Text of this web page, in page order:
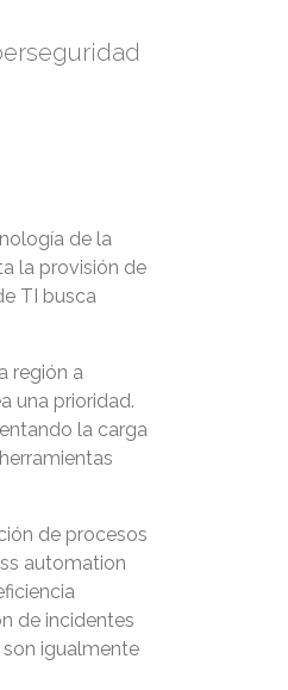
de la
la provisión de
TI busca
región a
una prioridad.
la carga
de procesos
automation
de incidentes
son igualmente